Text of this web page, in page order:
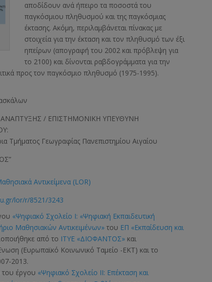
αποδίδουν ανά ήπειρο τα ποσοστά του
παγκόσμιου πληθυσμού και της παγκόσμιας
έκτασης. Ακόμη, περιλαμβάνεται πίνακας με
στοιχεία για την έκταση και τον πληθυσμό των έξι
ηπείρων (απογραφή του 2002 και πρόβλεψη για
το 2100) και δίνονται ραβδογράμματα για την
προς τον παγκόσμιο πληθυσμό (1975-1995).
/ ΕΠΙΣΤΗΜΟΝΙΚΗ ΥΠΕΥΘΥΝΗ
Τμήματος Γεωγραφίας Πανεπιστημίου Αιγαίου
Αντικείμενα (LOR)
lor/r/8521/3243
«Ψηφιακό Σχολείο Ι: «Ψηφιακή Εκπαιδευτική
Μαθησιακών Αντικειμένων» του ΕΠ «Εκπαίδευση και
από το ΙΤΥΕ «ΔΙΟΦΑΝΤΟΣ» και
(Ευρωπαϊκό Κοινωνικό Ταμείο -ΕΚΤ) και το
2013.
του έργου «Ψηφιακό Σχολείο ΙΙ: Επέκταση και